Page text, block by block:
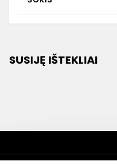
SUSIJĘ IŠTEKLIAI